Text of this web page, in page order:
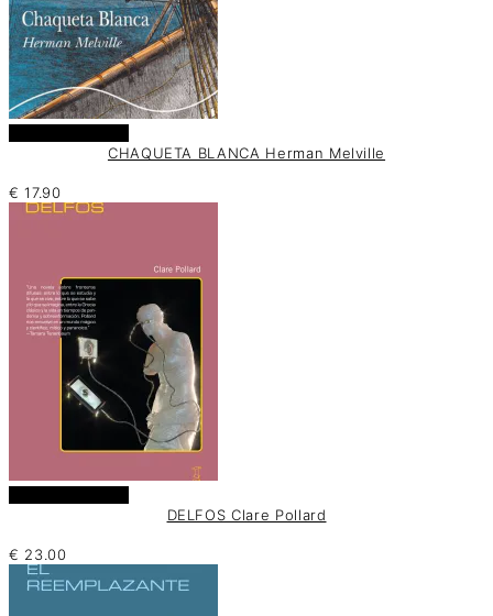
CHAQUETA BLANCA Herman Melville
€ 17.90
DELFOS Clare Pollard
€ 23.00